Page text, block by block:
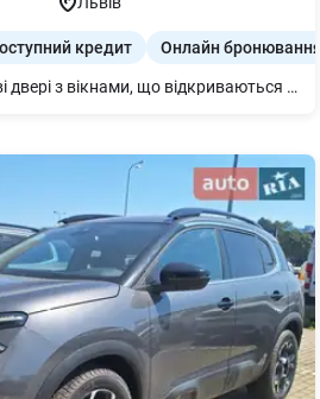
кредит Онлайн
Праві та ліві зсувні бокові двері з вікнами, що відкриваються Пакет "Комфорт": - Сидіння водія підвищеного комфорту з регулюванням по висоті, підлокітником, поперековою підтримкою; - Система автоматичного включення передніх склоочищувачів; - Протитуманні фари; - Світлодіодні фари (EcoLED)